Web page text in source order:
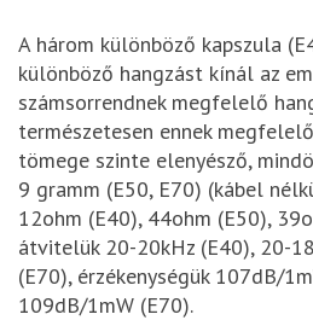
A három különböző kapszula
különböző hangzást kínál az
számsorrendnek megfelelő
természetesen ennek
tömege szinte elenyésző,
9 gramm (E50, E70) (kábel
12ohm (E40), 44ohm (E50),
átvitelük 20-20kHz (E40), 20-
(E70), érzékenységük 107dB/
109dB/1mW (E70).